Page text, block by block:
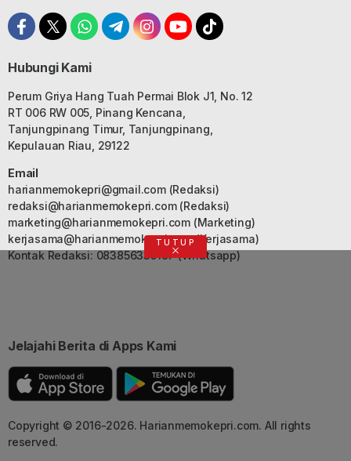
Hubungi Kami
Perum Griya Hang Tuah Permai Blok J1, No. 12
RT 006 RW 005, Pinang Kencana,
Tanjungpinang Timur, Tanjungpinang,
Kepulauan Riau, 29122
Email
harianmemokepri@gmail.com(Redaksi)
redaksi@harianmemokepri.com(Redaksi)
marketing@harianmemokepri.com(Marketing)
kerjasama@harianmemokepri.com(Kerjasama)
Kontak Redaksi: 083856335187 (Whatsapp)
Jelajahi Berita di Apps Kami
Copyright © 2016-2026. Harianmemokepri.com. All rights
reserved.
TUTUP